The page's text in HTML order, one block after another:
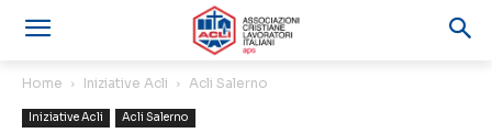
Home Iniziative Acli Acli Salerno
Iniziative Acli Acli Salerno